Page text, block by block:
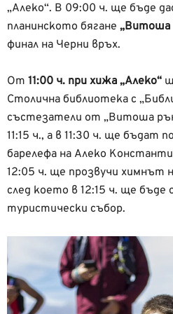
„Алеко“. В 09:00 ч. ще бъде
планинското бягане „Витоша
финал на Черни връх.
От 11:00 ч. при хижа „Алеко“
Столична библиотека с
състезатели от „Витоша
11:15 ч., а в 11:30 ч. ще бъдат
барелефа на Алеко
12:05 ч. ще прозвучи химнът
след което в 12:15 ч. ще
туристически събор.